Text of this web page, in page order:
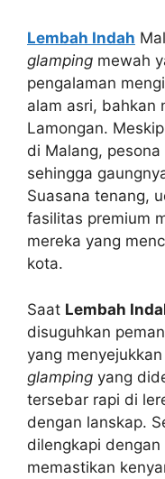
Lembah Indah
glamping mewah
pengalaman
alam asri, bahkan
Lamongan.
di Malang,
sehingga
Suasana tenang,
fasilitas premium
mereka yang
kota.
Saat Lembah
disuguhkan
yang
glamping yang
tersebar rapi di
dengan lanskap.
dilengkapi
memastikan